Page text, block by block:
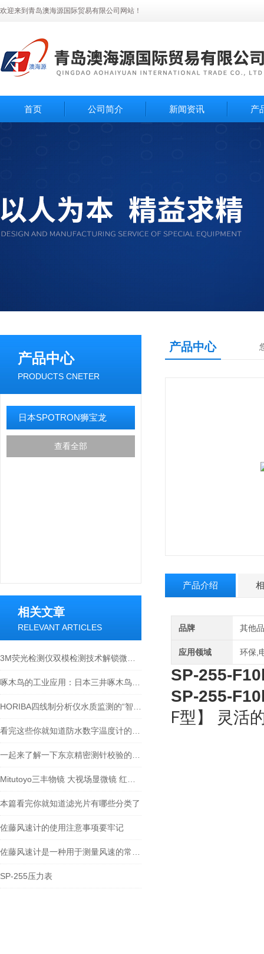
欢迎来到青岛澳海源国际贸易有限公司网站！
首页 公司简介 新闻资讯 产
产品中心
PRODUCTS CNETER
日本SPOTRON狮宝龙
查看全部
相关文章
RELEVANT ARTICLES
本篇看完你就知道滤光片有哪些分类了
佐藤风速计的使用注意事项要牢记
SP-255压力表
产品中心
产品介绍
品牌 其他
应用领域 环保,
SP-255-
SP-255-
F型】 灵活